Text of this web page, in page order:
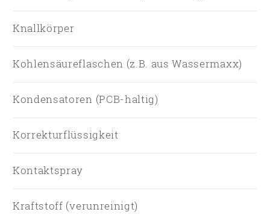
Knallkörper
Kohlensäureflaschen (z.B. aus Wassermaxx)
Kondensatoren (PCB-haltig)
Korrekturflüssigkeit
Kontaktspray
Kraftstoff (verunreinigt)